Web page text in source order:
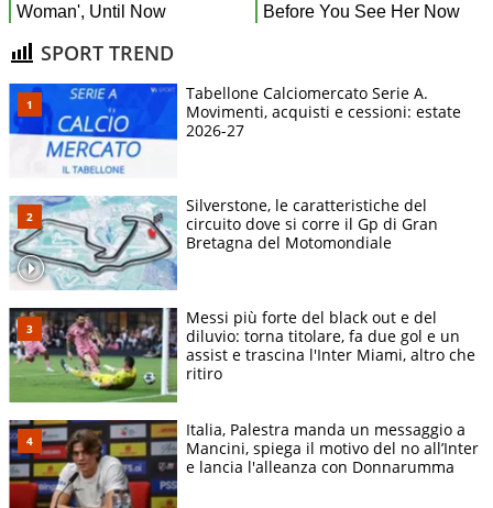
SPORT TREND
Tabellone Calciomercato Serie A.
Movimenti, acquisti e cessioni: estate
2026-27
Silverstone, le caratteristiche del
circuito dove si corre il Gp di Gran
Bretagna del Motomondiale
Messi più forte del black out e del
diluvio: torna titolare, fa due gol e un
assist e trascina l'Inter Miami, altro che
ritiro
Italia, Palestra manda un messaggio a
Mancini, spiega il motivo del no all’Inter
e lancia l'alleanza con Donnarumma